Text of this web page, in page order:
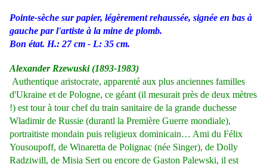
Pointe-sèche sur papier, légèrement rehaussée, signée en bas à
gauche par l'artiste à la mine de plomb.
Bon état. H.: 27 cm - L: 35 cm.
Alexander Rzewuski (1893-1983)
Authentique aristocrate, apparenté aux plus anciennes familles
d'Ukraine et de Pologne, ce géant (il mesurait près de deux mètres
!) est tour à tour chef du train sanitaire de la grande duchesse
Wladimir de Russie (durantl la Première Guerre mondiale),
portraitiste mondain puis religieux dominicain… Ami du Félix
Yousoupoff, de Winaretta de Polignac (née Singer), de Dolly
Radziwill, de Misia Sert ou encore de Gaston Palewski, il est